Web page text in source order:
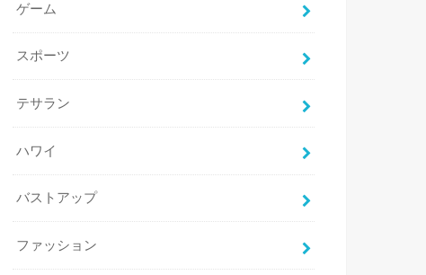
ゲーム
スポーツ
テサラン
ハワイ
バストアップ
ファッション